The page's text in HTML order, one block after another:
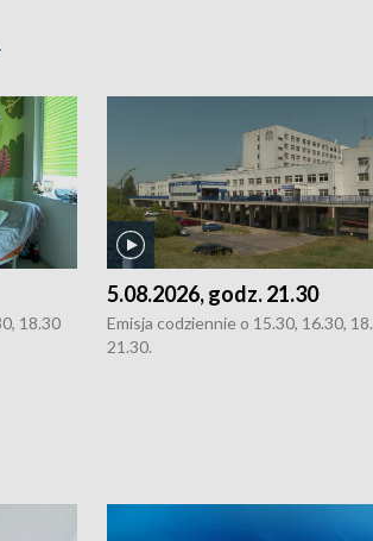
18.30
5.08.2026, godz. 21.30
Emisja codziennie o 15.30, 16.30,
21.30.